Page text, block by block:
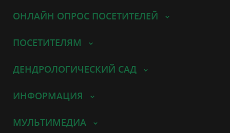
ОНЛАЙН ОПРОС ПОСЕТИТЕЛЕЙ
ПОСЕТИТЕЛЯМ
ДЕНДРОЛОГИЧЕСКИЙ САД
ИНФОРМАЦИЯ
МУЛЬТИМЕДИА